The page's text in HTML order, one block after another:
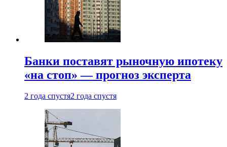
Банки поставят рыночную ипотеку
«на стоп» — прогноз эксперта
2 года спустя2 года спустя